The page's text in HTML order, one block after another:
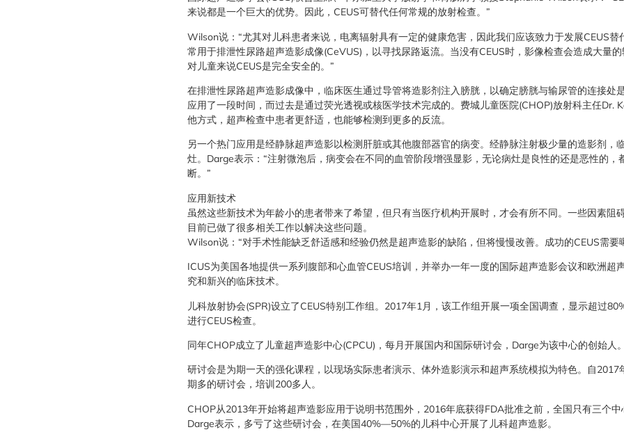
来说都是一个巨大的优势。因此，CEUS可替代任何常规的放射检查。”
Wilson说：“尤其对儿科患者来说，电离辐射具有一定的健康危害，因此我们应该致力于发展CEUS替
常用于排泄性尿路超声造影成像(CeVUS)，以寻找尿路返流。当没有CEUS时，影像检查会造成大量
对儿童来说CEUS是完全安全的。”
在排泄性尿路超声造影成像中，临床医生通过导管将造影剂注入膀胱，以确定膀胱与输尿管的连接处
应用了一段时间，而过去是通过荧光透视或核医学技术完成的。费城儿童医院(CHOP)放射科主任Dr.
他方式，超声检查中患者更舒适，也能够检测到更多的反流。
另一个热门应用是经静脉超声造影以检测肝脏或其他腹部器官的病变。经静脉注射极少量的造影剂，
灶。Darge表示：“注射微泡后，病变会在不同的血管阶段增强显影，无论病灶是良性的还是恶性的，
断。”
应用新技术
虽然这些新技术为年龄小的患者带来了希望，但只有当医疗机构开展时，才会有所不同。一些因素阻
目前已做了很多相关工作以解决这些问题。
Wilson说：“对手术性能缺乏舒适感和经验仍然是超声造影的缺陷，但将慢慢改善。成功的CEUS需要
ICUS为美国各地提供一系列腹部和心血管CEUS培训，并举办一年一度的国际超声造影会议和欧洲超
究和新兴的临床技术。
儿科放射协会(SPR)设立了CEUS特别工作组。2017年1月，该工作组开展一项全国调查，显示超过
进行CEUS检查。
同年CHOP成立了儿童超声造影中心(CPCU)，每月开展国内和国际研讨会，Darge为该中心的创始人。
研讨会是为期一天的强化课程，以现场实际患者演示、体外造影演示和超声系统模拟为特色。自2017
期多的研讨会，培训200多人。
CHOP从2013年开始将超声造影应用于说明书范围外，2016年底获得FDA批准之前，全国只有三个中
Darge表示，多亏了这些研讨会，在美国40%—50%的儿科中心开展了儿科超声造影。